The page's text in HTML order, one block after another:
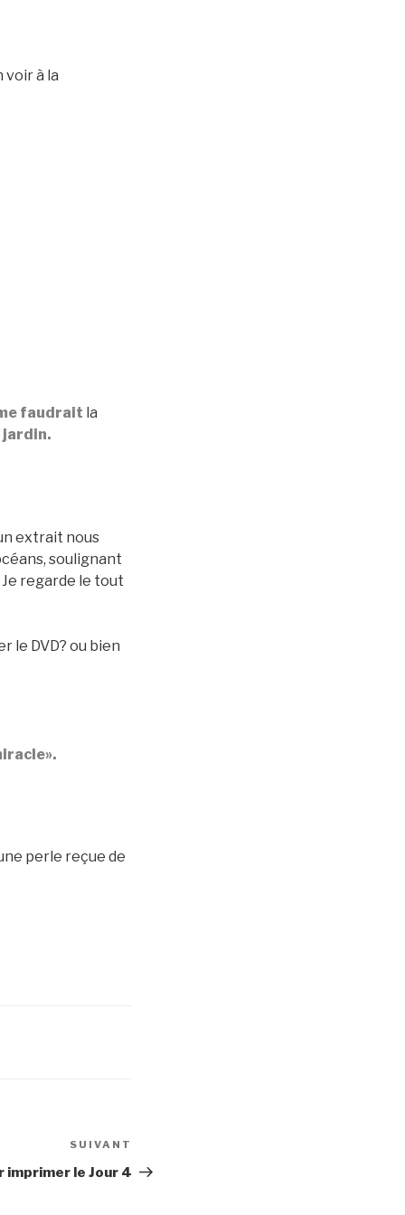
voir à la
faudrait la
jardin.
extrait nous
soulignant
regarde le tout
le DVD? ou bien
perle reçue de
suivant
SUIVANT
imprimer le Jour 4